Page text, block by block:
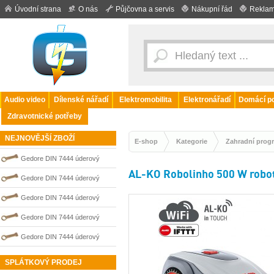
Úvodní strana O nás Půjčovna a servis Nákupní řád
Audio video Dílenské nářadí Elektromobilita Elektronářadí
Domácí
Zdravotnické potřeby
NEJNOVĚJŠÍ ZBOŽÍ
Gedore DIN 7444 úderový
nejiskřivý plochý (palcový) klíč
0100211S
Gedore DIN 7444 úderový
nejiskřivý plochý (palcový) klíč
0100203S
Gedore DIN 7444 úderový
nejiskřivý plochý (palcový) klíč
0100208S
Gedore DIN 7444 úderový
nejiskřivý plochý (palcový) klíč
0100210S
Gedore DIN 7444 úderový
nejiskřivý plochý (palcový) klíč
SPLÁTKOVÝ PRODEJ
E-shop Kategorie Zahradní
AL-KO Robolinho 500 W